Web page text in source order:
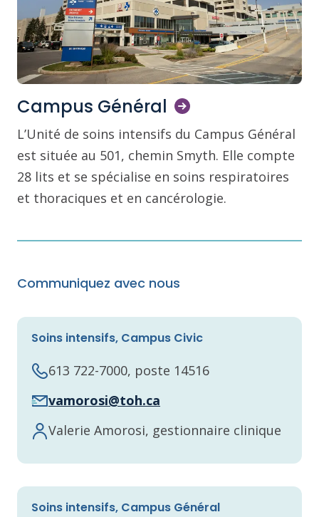
Campus Général
L’Unité de soins intensifs du Campus Général
est située au 501, chemin Smyth. Elle compte
28 lits et se spécialise en soins respiratoires
et thoraciques et en cancérologie.
Communiquez avec nous
Soins intensifs, Campus Civic
613 722-7000, poste 14516
vamorosi@toh.ca
Valerie Amorosi, gestionnaire clinique
Soins intensifs, Campus Général